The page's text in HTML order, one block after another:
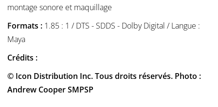
montage sonore et maquillage
Formats : 1.85 : 1 / DTS - SDDS - Dolby Digital / Langue :
Maya
Crédits :
© Icon Distribution Inc. Tous droits réservés. Photo :
Andrew Cooper SMPSP